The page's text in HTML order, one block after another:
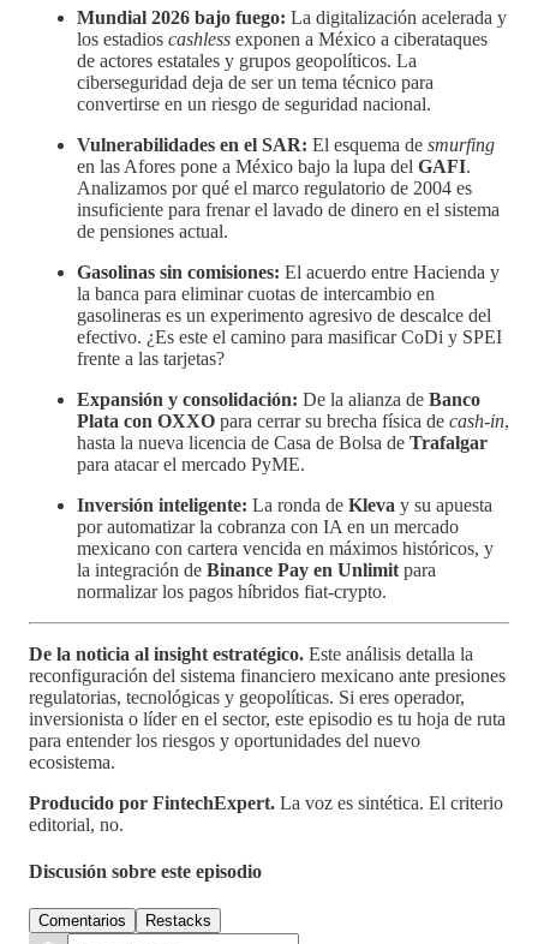
Mundial 2026 bajo fuego: La digitalización acelerada y
los estadios cashless exponen a México a ciberataques
de actores estatales y grupos geopolíticos. La
ciberseguridad deja de ser un tema técnico para
convertirse en un riesgo de seguridad nacional.
Vulnerabilidades en el SAR: El esquema de smurfing
en las Afores pone a México bajo la lupa del GAFI.
Analizamos por qué el marco regulatorio de 2004 es
insuficiente para frenar el lavado de dinero en el sistema
de pensiones actual.
Gasolinas sin comisiones: El acuerdo entre Hacienda y
la banca para eliminar cuotas de intercambio en
gasolineras es un experimento agresivo de descalce del
efectivo. ¿Es este el camino para masificar CoDi y SPEI
frente a las tarjetas?
Expansión y consolidación: De la alianza de Banco
Plata con OXXO para cerrar su brecha física de cash-in,
hasta la nueva licencia de Casa de Bolsa de Trafalgar
para atacar el mercado PyME.
Inversión inteligente: La ronda de Kleva y su apuesta
por automatizar la cobranza con IA en un mercado
mexicano con cartera vencida en máximos históricos, y
la integración de Binance Pay en Unlimit para
normalizar los pagos híbridos fiat-crypto.
De la noticia al insight estratégico. Este análisis detalla la
reconfiguración del sistema financiero mexicano ante presiones
regulatorias, tecnológicas y geopolíticas. Si eres operador,
inversionista o líder en el sector, este episodio es tu hoja de ruta
para entender los riesgos y oportunidades del nuevo
ecosistema.
Producido por FintechExpert. La voz es sintética. El criterio
editorial, no.
Discusión sobre este episodio
Comentarios Restacks